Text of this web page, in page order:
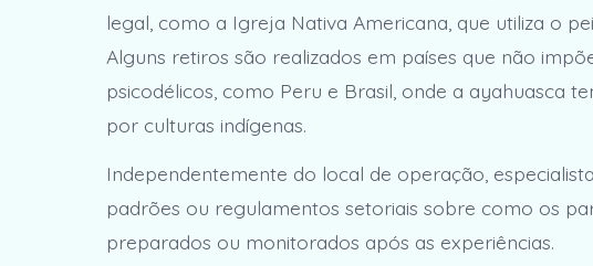
legal, como a Igreja Nativa Americana, que utiliza o
Alguns retiros são realizados em países que não
psicodélicos, como Peru e Brasil, onde a ayahuasca
por culturas indígenas.
Independentemente do local de operação,
padrões ou regulamentos setoriais sobre como os
preparados ou monitorados após as experiências.